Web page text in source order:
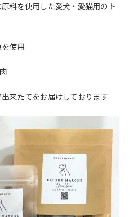
料を使用した愛犬・ 愛猫用のト
を使用
来たてをお届けしております